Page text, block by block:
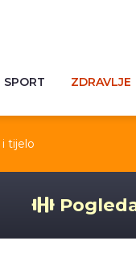
SPORT ZDRAVLJE
tijelo